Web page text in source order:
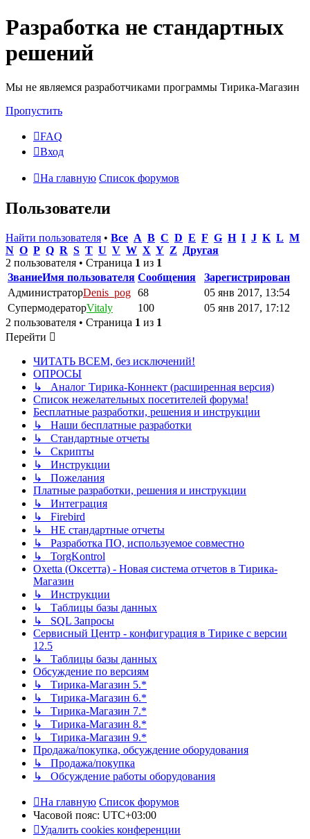
Разработка не стандартных
решений
Мы не являемся разработчиками программы Тирика-Магазин
Пропустить
FAQ
Вход
На главную Список форумов
Пользователи
Найти пользователя • Все A B C D E F G H I J K L M
N O P Q R S T U V W X Y Z
Другая
2 пользователя • Страница 1 из 1
ЗваниеИмя пользователя Сообщения
Зарегистрирован
АдминистраторDenis_pog 68
05 янв 2017, 13:54
СупермодераторVitaly 100
05 янв 2017, 17:12
2 пользователя • Страница 1 из 1
Перейти
ЧИТАТЬ ВСЕМ, без исключений!
ОПРОСЫ
↳ Аналог Тирика-Коннект (расширенная версия)
Список нежелательных посетителей форума!
Бесплатные разработки, решения и инструкции
↳ Наши бесплатные разработки
↳ Стандартные отчеты
↳ Скрипты
↳ Инструкции
↳ Пожелания
Платные разработки, решения и инструкции
↳ Интеграция
↳ Firebird
↳ НЕ стандартные отчеты
↳ Разработка ПО, используемое совместно
↳ TorgKontrol
Oxetta (Оксетта) - Новая система отчетов в Тирика-
Магазин
↳ Инструкции
↳ Таблицы базы данных
↳ SQL Запросы
Сервисный Центр - конфигурация в Тирике с версии
12.5
↳ Таблицы базы данных
Обсуждение по версиям
↳ Тирика-Магазин 5.*
↳ Тирика-Магазин 6.*
↳ Тирика-Магазин 7.*
↳ Тирика-Магазин 8.*
↳ Тирика-Магазин 9.*
Продажа/покупка, обсуждение оборудования
↳ Продажа/покупка
↳ Обсуждение работы оборудования
На главную Список форумов
Часовой пояс: UTC+03:00
Удалить cookies конференции